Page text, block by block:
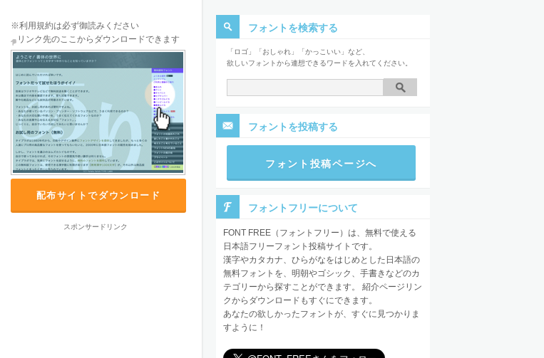
※利用規約は必ず御読みください
リンク先のここからダウンロードできます
配布サイトでダウンロード
スポンサードリンク
フォントを検索する
「ロゴ」「おしゃれ」「かっこいい」など、
欲しいフォントから連想できるワードを入れてください。
フォントを投稿する
フォント投稿ページへ
フォントフリーについて
FONT FREE（フォントフリー）は、無料で使える
日本語フリーフォント投稿サイトです。
漢字やカタカナ、ひらがなをはじめとした日本語の
無料フォントを、明朝やゴシック、手書きなどのカ
テゴリーから探すことができます。 紹介ページリン
クからダウンロードもすぐにできます。
あなたの欲しかったフォントが、すぐに見つかりま
すように！